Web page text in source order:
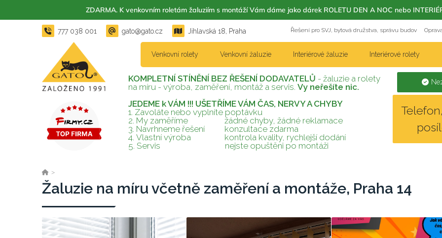
777 038 001 gato@gato.cz Jihlavská 18, Praha Řešení pro SVJ, bytová družstva, správu budov
Venkovní rolety Venkovní žaluzie Interiérové žaluzie Interiérové rolety
KOMPLETNÍ STÍNĚNÍ BEZ ŘEŠENÍ DODAVATELŮ - žaluzie a rolety
na míru - výroba, zaměření, montáž a servis. Vy neřešíte nic.
JEDEME k VÁM !!! UŠETŘÍME VÁM ČAS, NERVY A CHYBY
1. Zavoláte nebo vyplníte poptávku
2. My zaměříme
žádné chyby, žádné reklamace
3. Navrhneme řešení
konzultace zdarma
4. Vlastní výroba
kontrola kvality, rychlejší dodání
5. Servis nejste opuštěni po montáži
>
Žaluzie na míru včetně zaměření a montáže, Praha 14
ZDARMA. K venkovním roletám žaluziím s montáží Vám dáme jako dárek ROLETU DEN A NOC nebo